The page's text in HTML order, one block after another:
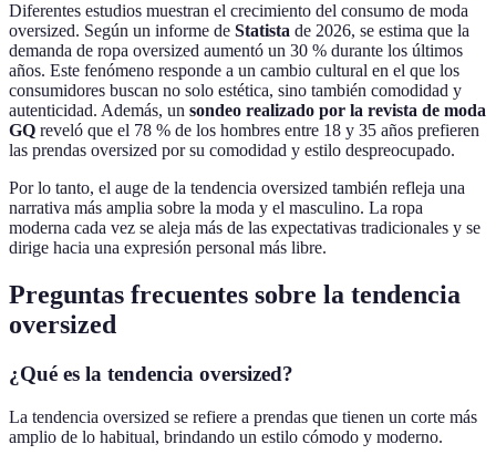
Diferentes estudios muestran el crecimiento del consumo de moda
oversized. Según un informe de Statista de 2026, se estima que la
demanda de ropa oversized aumentó un 30 % durante los últimos
años. Este fenómeno responde a un cambio cultural en el que los
consumidores buscan no solo estética, sino también comodidad y
autenticidad. Además, un sondeo realizado por la revista de moda
GQ reveló que el 78 % de los hombres entre 18 y 35 años prefieren
las prendas oversized por su comodidad y estilo despreocupado.
Por lo tanto, el auge de la tendencia oversized también refleja una
narrativa más amplia sobre la moda y el masculino. La ropa
moderna cada vez se aleja más de las expectativas tradicionales y se
dirige hacia una expresión personal más libre.
Preguntas frecuentes sobre la tendencia
oversized
¿Qué es la tendencia oversized?
La tendencia oversized se refiere a prendas que tienen un corte más
amplio de lo habitual, brindando un estilo cómodo y moderno.